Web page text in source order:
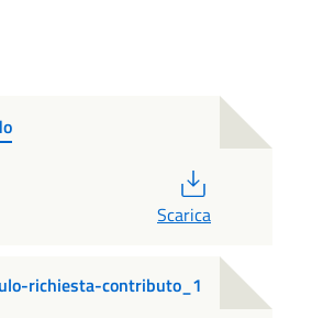
Scarica
richiesta-contributo_1